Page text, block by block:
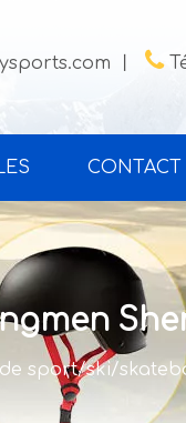

CONTACT
de sport/ski/